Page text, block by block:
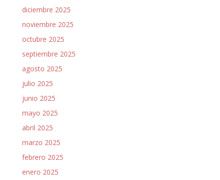
diciembre 2025
noviembre 2025
octubre 2025
septiembre 2025
agosto 2025
julio 2025
junio 2025
mayo 2025
abril 2025
marzo 2025
febrero 2025
enero 2025